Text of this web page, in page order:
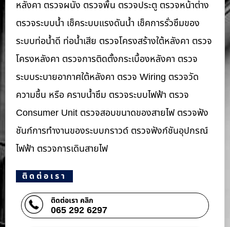
หลังคา ตรวจผนัง ตรวจพื้น ตรวจประตู ตรวจหน้าต่าง​
ตรวจระบบน้ำ เช็คระบบแรงดันน้ำ เช็คการรั่วซึมของ
ระบบท่อน้ำ​ดี ท่อน้ำ​เสีย ตรวจโครงสร้างใต้หลังคา ตรวจ
โครงหลังคา ตรวจการติดตั้งกระเบื้องหลังคา ตรวจ
ระบบระบายอากาศใต้หลังคา ตรวจ Wiring ตรวจวัด
ความชื้น หรือ คราบน้ำซึม ตรวจระบบไฟฟ้า ตรวจ
Consumer Unit ตรวจสอบขนาดของสายไฟ ตรวจฟัง
ชันก์การทำงานของระบบกราวด์ ตรวจฟังก์ชันอุปกรณ์
ไฟฟ้า ตรวจการเดินสายไฟ
ติดต่อเรา
ติดต่อเรา คลิก
065 292 6297